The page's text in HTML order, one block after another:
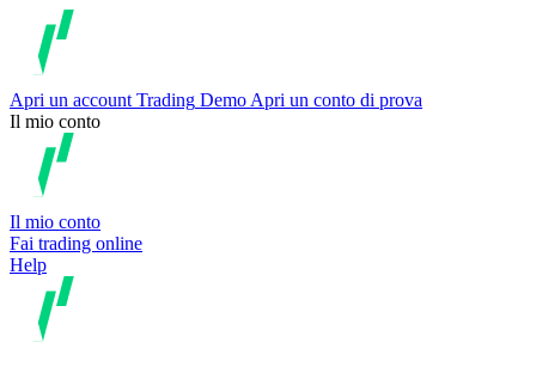
Apri un account Trading Demo Apri un conto di prova
Il mio conto
Il mio conto
Fai trading online
Help